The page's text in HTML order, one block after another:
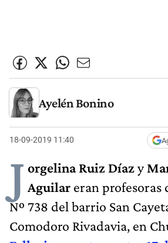
Ayelén Bonino
18-09-2019 11:40
J orgelina Ruiz Díazy
Aguilar eran profesoras
Nº 738 del barrio San
Comodoro Rivadavia, en